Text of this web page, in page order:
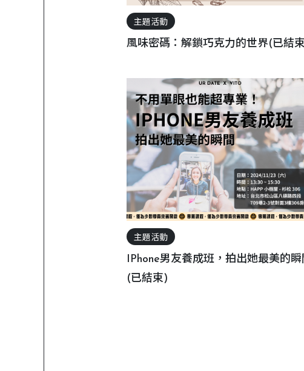
主題活動
風味密碼：解鎖巧克力的世界(已結
主題活動
IPhone男友養成班，拍出她最美的瞬
(已結束)